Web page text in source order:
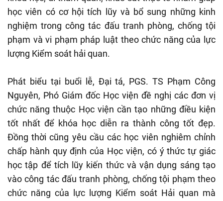
học viên có cơ hội tích lũy và bổ sung những kinh
nghiệm trong công tác đấu tranh phòng, chống tội
phạm và vi phạm pháp luật theo chức năng của lực
lượng Kiểm soát hải quan.
Phát biểu tại buổi lễ, Đại tá, PGS. TS Phạm Công
Nguyên, Phó Giám đốc Học viện đề nghị các đơn vị
chức năng thuộc Học viện cần tạo những điều kiện
tốt nhất để khóa học diễn ra thành công tốt đẹp.
Đồng thời cũng yêu cầu các học viên nghiêm chỉnh
chấp hành quy định của Học viện, có ý thức tự giác
học tập để tích lũy kiến thức và vận dụng sáng tạo
vào công tác đấu tranh phòng, chống tội phạm theo
chức năng của lực lượng Kiểm soát Hải quan mà